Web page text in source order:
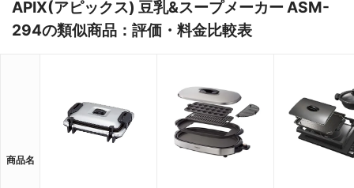
APIX(アピックス) 豆乳&スープメーカー ASM-
294の類似商品：評価・料金比較表
商品名